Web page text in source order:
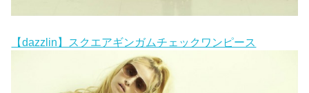
【dazzlin】スクエアギンガムチェックワンピース